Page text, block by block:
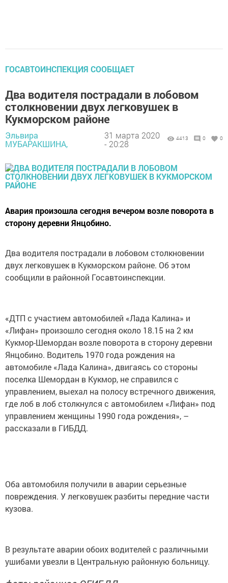
ГОСАВТОИНСПЕКЦИЯ СООБЩАЕТ
Два водителя пострадали в лобовом
столкновении двух легковушек в
Кукморском районе
Эльвира
МУБАРАКШИНА,
31 марта 2020
- 20:28
4413 0 0
Авария произошла сегодня вечером возле поворота в
сторону деревни Янцобино.
Два водителя пострадали в лобовом столкновении
двух легковушек в Кукморском районе. Об этом
сообщили в районной Госавтоинспекции.
«ДТП с участием автомобилей «Лада Калина» и
«Лифан» произошло сегодня около 18.15 на 2 км
Кукмор-Шемордан возле поворота в сторону деревни
Янцобино. Водитель 1970 года рождения на
автомобиле «Лада Калина», двигаясь со стороны
поселка Шемордан в Кукмор, не справился с
управлением, выехал на полосу встречного движения,
где лоб в лоб столкнулся с автомобилем «Лифан» под
управлением женщины 1990 года рождения», –
рассказали в ГИБДД.
Оба автомобиля получили в аварии серьезные
повреждения. У легковушек разбиты передние части
кузова.
В результате аварии обоих водителей с различными
ушибами увезли в Центральную районную больницу.